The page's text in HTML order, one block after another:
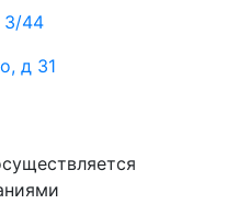
3/44
д 31